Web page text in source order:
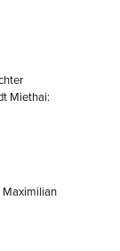
Miethai:
Maximilian